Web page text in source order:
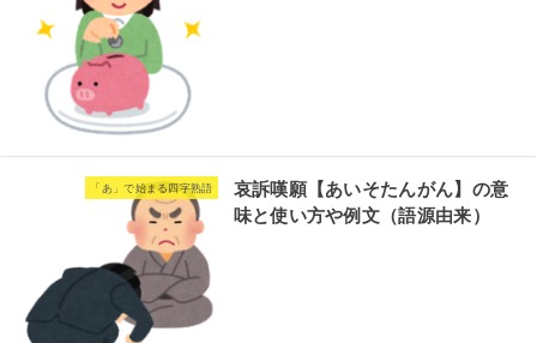
「あ」で始まる四字熟語
哀訴嘆願【あいそたんがん】の意
味と使い方や例文（語源由来）